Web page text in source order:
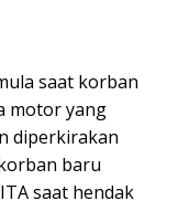
saat korban
motor yang
diperkirakan
baru
saat hendak